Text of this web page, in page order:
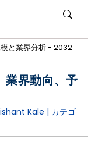
と電力• 食品・飲料
と業界分析 - 2032
業界動向、予
Kale | カテゴ